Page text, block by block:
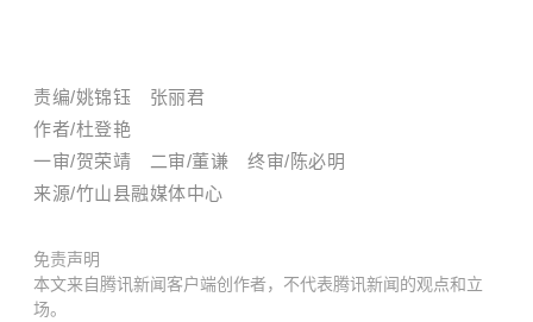
责编/姚锦钰 张丽君
作者/杜登艳
一审/贺荣靖 二审/董谦 终审/陈必明
来源/竹山县融媒体中心
免责声明
本文来自腾讯新闻客户端创作者，不代表腾讯新闻的观点和立
场。